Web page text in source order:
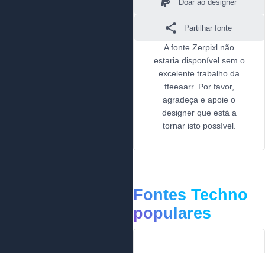
Doar ao designer
Partilhar fonte
A fonte Zerpixl não
estaria disponível sem o
excelente trabalho da
ffeeaarr. Por favor,
agradeça e apoie o
designer que está a
tornar isto possível.
Fontes Techno
populares